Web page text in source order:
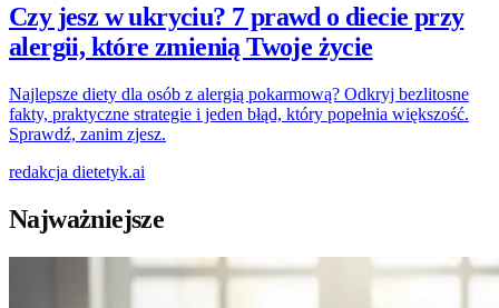
Czy jesz w ukryciu? 7 prawd o diecie przy
alergii, które zmienią Twoje życie
Najlepsze diety dla osób z alergią pokarmową? Odkryj bezlitosne
fakty, praktyczne strategie i jeden błąd, który popełnia większość.
Sprawdź, zanim zjesz.
redakcja dietetyk.ai
Najważniejsze